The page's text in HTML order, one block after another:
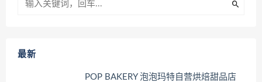
最新
POP BAKERY 泡泡玛特自营烘焙甜品店